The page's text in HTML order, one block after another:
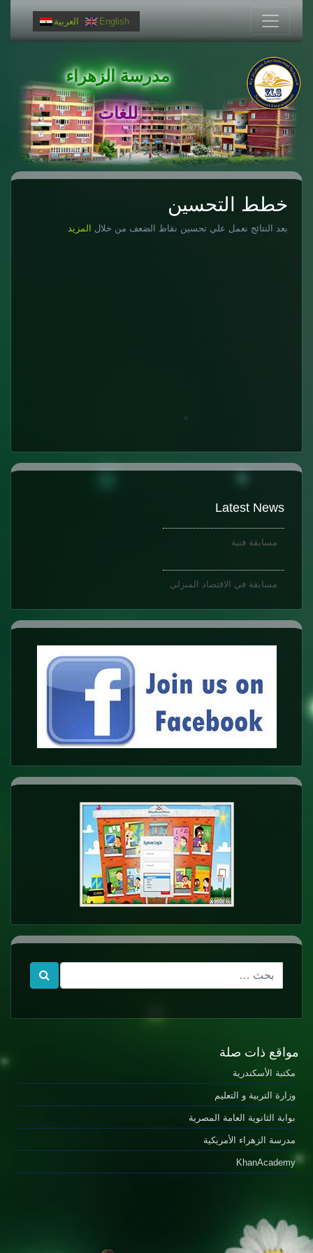
English العربية
مدرسة الزهراء
للغات
Latest News
مسابقة فنية
مسابقة في الاقتصاد المنزلي
مسابقة اجمل قصة قصيرة
خطط التحسين
بعد النتائج نعمل علي تحسين نقاط الضعف من خلال ​المزيد
مواقع ذات صلة
مكتبة الأسكندرية
وزارة التربية و التعليم
بوابة الثانوية العامة المصرية
مدرسة الزهراء الأمريكية
KhanAcademy